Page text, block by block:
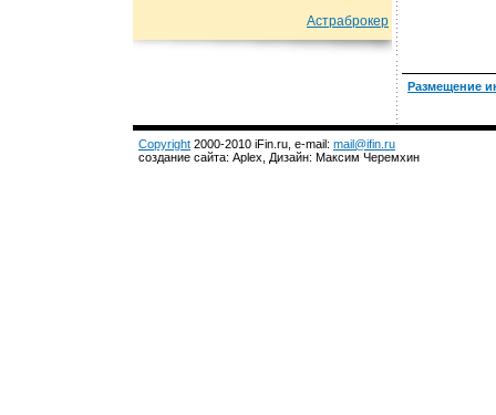
Астраброкер
Размещение
Copyright 2000-2010 iFin.ru, e-mail: mail@ifin.ru
создание сайта: Aplex, Дизайн: Максим Черемхин